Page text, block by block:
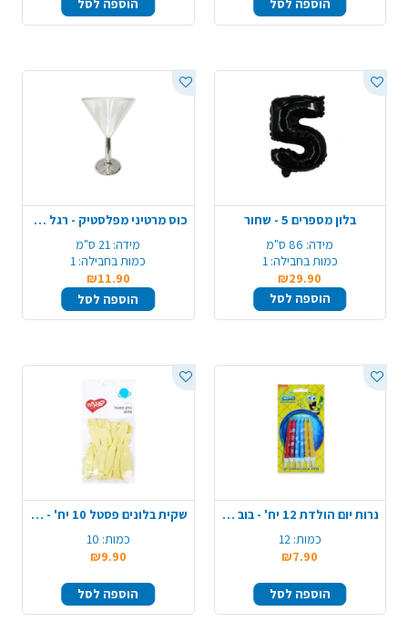
הוספה לסל הוספה לסל
בלון מספרים 5 - שחור
מידה: 86 ס"מ
כמות בחבילה: 1
₪29.90
הוספה לסל
כוס מרטיני מפלסטיק - רגל כסף
מידה: 21 ס"מ
כמות בחבילה: 1
₪11.90
הוספה לסל
נרות יום הולדת 12 יח' - בוב ספוג
כמות: 12
₪7.90
הוספה לסל
שקית בלונים פסטל 10 יח' - צהוב
כמות: 10
₪9.90
הוספה לסל